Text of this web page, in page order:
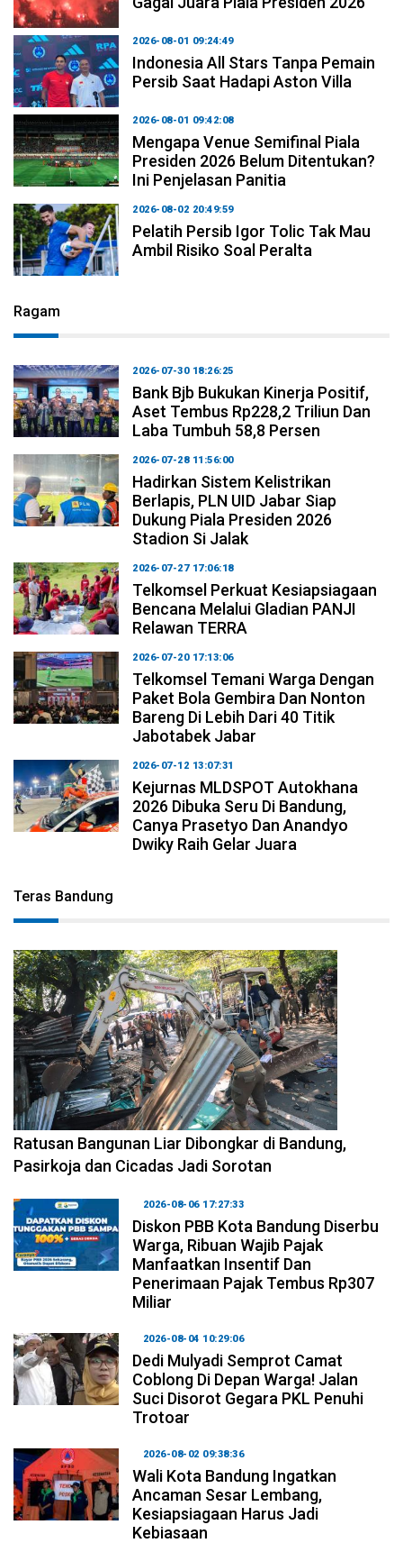
2026-08-01 09:24:49
Indonesia All Stars Tanpa Pemain
Persib Saat Hadapi Aston Villa
2026-08-01 09:42:08
Mengapa Venue Semifinal Piala
Presiden 2026 Belum Ditentukan?
Ini Penjelasan Panitia
2026-08-02 20:49:59
Pelatih Persib Igor Tolic Tak Mau
Ambil Risiko Soal Peralta
Ragam
2026-07-30 18:26:25
Bank Bjb Bukukan Kinerja Positif,
Aset Tembus Rp228,2 Triliun Dan
Laba Tumbuh 58,8 Persen
2026-07-28 11:56:00
Hadirkan Sistem Kelistrikan
Berlapis, PLN UID Jabar Siap
Dukung Piala Presiden 2026
Stadion Si Jalak
2026-07-27 17:06:18
Telkomsel Perkuat Kesiapsiagaan
Bencana Melalui Gladian PANJI
Relawan TERRA
2026-07-20 17:13:06
Telkomsel Temani Warga Dengan
Paket Bola Gembira Dan Nonton
Bareng Di Lebih Dari 40 Titik
Jabotabek Jabar
2026-07-12 13:07:31
Kejurnas MLDSPOT Autokhana
2026 Dibuka Seru Di Bandung,
Canya Prasetyo Dan Anandyo
Dwiky Raih Gelar Juara
Teras Bandung
2026-08-06 17:34:08
Ratusan Bangunan Liar Dibongkar di Bandung,
Pasirkoja dan Cicadas Jadi Sorotan
2026-08-06 17:27:33
Diskon PBB Kota Bandung Diserbu
Warga, Ribuan Wajib Pajak
Manfaatkan Insentif Dan
Penerimaan Pajak Tembus Rp307
Miliar
2026-08-04 10:29:06
Dedi Mulyadi Semprot Camat
Coblong Di Depan Warga! Jalan
Suci Disorot Gegara PKL Penuhi
Trotoar
2026-08-02 09:38:36
Wali Kota Bandung Ingatkan
Ancaman Sesar Lembang,
Kesiapsiagaan Harus Jadi
Kebiasaan